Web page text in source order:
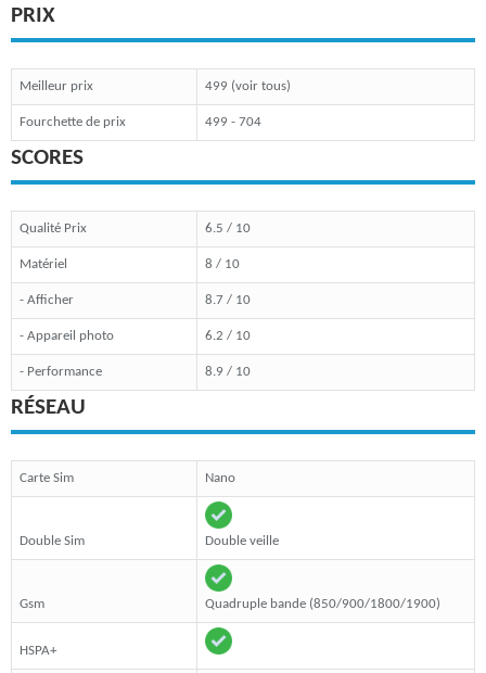
PRIX
Meilleur prix 499 (voir tous)
Fourchette de prix 499 - 704
SCORES
Qualité Prix 6.5 / 10
Matériel 8 / 10
- Afficher 8.7 / 10
- Appareil photo 6.2 / 10
- Performance 8.9 / 10
RÉSEAU
Carte Sim Nano
Double Sim Double veille
Gsm Quadruple bande (850/900/1800/1900)
HSPA+